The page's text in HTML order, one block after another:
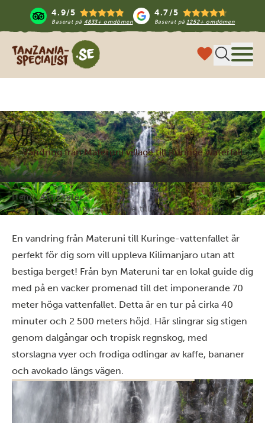
4.9/5
Baserat på 4833+ omdömen
4.7/5
Baserat på1252+ omdömen
Tanzania Specialist
Vandring från Materuni village till Kuringe waterfall
Hem
Aktiviteter
Vandring från Materuni village till Kuringe waterfall
En vandring från Materuni till Kuringe-vattenfallet är
perfekt för dig som vill uppleva Kilimanjaro utan att
bestiga berget! Från byn Materuni tar en lokal guide dig
med på en vacker promenad till det imponerande 70
meter höga vattenfallet. Detta är en tur på cirka 40
minuter och 2 500 meters höjd. Här slingrar sig stigen
genom dalgångar och tropisk regnskog, med
storslagna vyer och frodiga odlingar av kaffe, bananer
och avokado längs vägen.